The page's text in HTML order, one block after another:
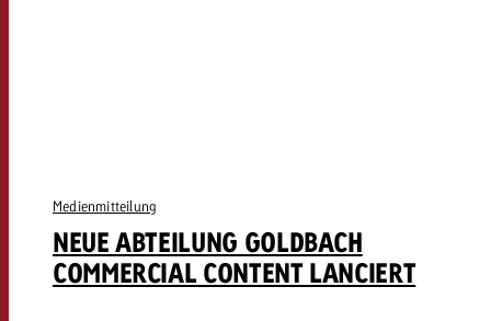
Medienmitteilung
NEUE ABTEILUNG GOLDBACH
COMMERCIAL CONTENT LANCIERT